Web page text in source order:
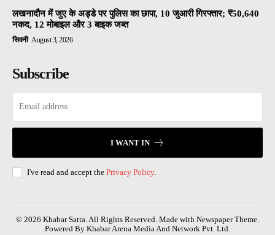
लखनादौन में जुए के अड्डे पर पुलिस का छापा, 10 जुआरी गिरफ्तार; ₹50,640
नकद, 12 मोबाइल और 3 बाइक जब्त
सिवनी August 3, 2026
Subscribe
I WANT IN
I've read and accept the Privacy Policy.
© 2026 Khabar Satta. All Rights Reserved. Made with Newspaper Theme.
Powered By Khabar Arena Media And Network Pvt. Ltd.